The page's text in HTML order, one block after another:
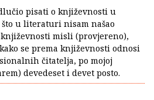
pisati o književnosti u
u literaturi nisam našao
misli (provjereno),
se prema književnosti odnosi
čitatelja, po mojoj
devedeset i devet posto.